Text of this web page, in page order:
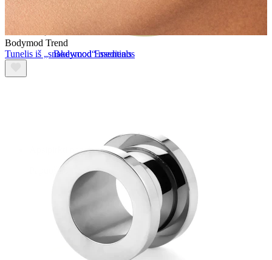
Bodymod Essentials
Apsipirkti pagal tipą
Papuošalo tipas
Bodymod Trend
Tunelis iš „snakewood“ medienos